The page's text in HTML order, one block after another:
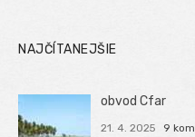
NAJČÍTANEJŠIE
obvod Cfar
21. 4. 2025 9